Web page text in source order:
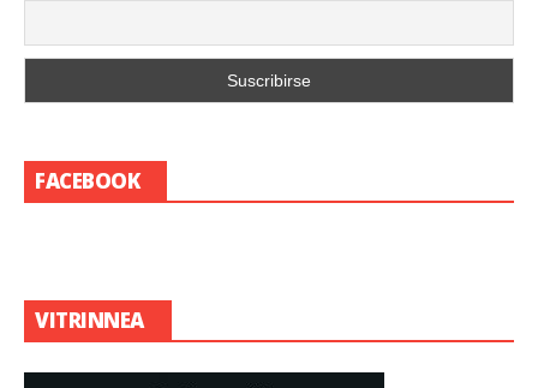
FACEBOOK
VITRINNEA